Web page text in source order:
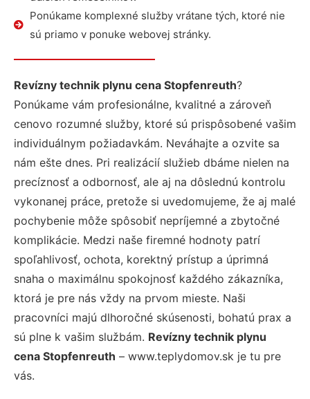
Ponúkame komplexné služby vrátane tých, ktoré nie
sú priamo v ponuke webovej stránky.
Revízny technik plynu cena Stopfenreuth?
Ponúkame vám profesionálne, kvalitné a zároveň
cenovo rozumné služby, ktoré sú prispôsobené vašim
individuálnym požiadavkám. Neváhajte a ozvite sa
nám ešte dnes. Pri realizácií služieb dbáme nielen na
precíznosť a odbornosť, ale aj na dôslednú kontrolu
vykonanej práce, pretože si uvedomujeme, že aj malé
pochybenie môže spôsobiť nepríjemné a zbytočné
komplikácie. Medzi naše firemné hodnoty patrí
spoľahlivosť, ochota, korektný prístup a úprimná
snaha o maximálnu spokojnosť každého zákazníka,
ktorá je pre nás vždy na prvom mieste. Naši
pracovníci majú dlhoročné skúsenosti, bohatú prax a
sú plne k vašim službám. Revízny technik plynu
cena Stopfenreuth – www.teplydomov.sk je tu pre
vás.